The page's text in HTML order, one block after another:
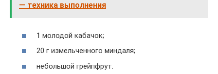
— техника выполнения
1 молодой кабачок;
20 г измельченного миндаля;
небольшой грейпфрут.